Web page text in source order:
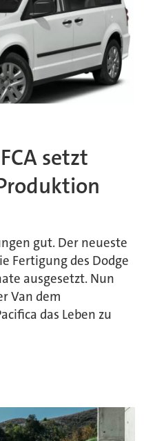
setzt
gut. Der neueste
Fertigung des Dodge
ausgesetzt. Nun
Van dem
das Leben zu